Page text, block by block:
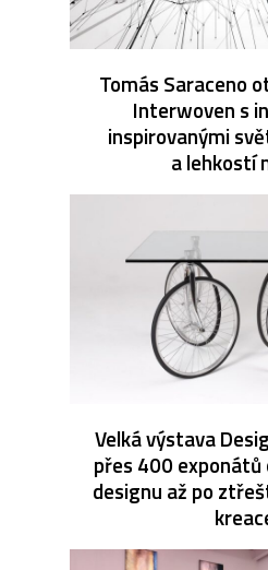
Tomás Saraceno
Interwoven s
inspirovanými
a lehkostí
Velká výstava
přes 400 exponátů
designu až po